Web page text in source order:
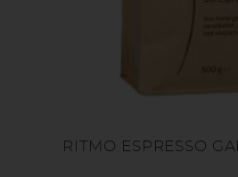
RITMO ESPRESSO